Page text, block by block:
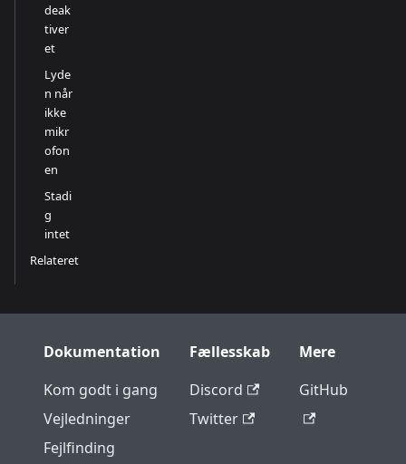
deak
tiver
et
Lyde
n når
ikke
mikr
ofon
en
Stadi
g
intet
Relateret
Dokumentation
Kom godt i gang
Vejledninger
Fejlfinding
Fællesskab
Discord
Twitter
Mere
GitHub